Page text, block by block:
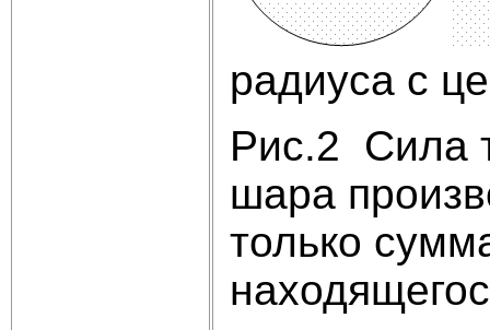
радиуса с
Рис.2 Сила
шара
только